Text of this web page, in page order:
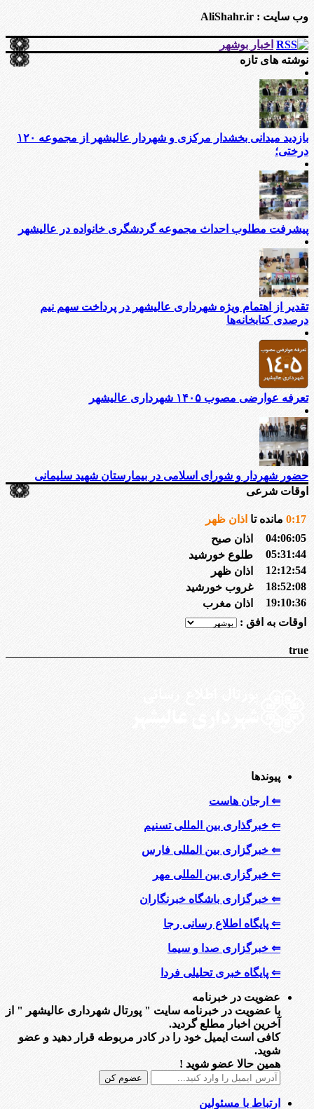
وب سایت : AliShahr.ir
اخبار بوشهر
نوشته های تازه
بازدید میدانی بخشدار مرکزی و شهردار عالیشهر از مجموعه ۱۲۰
درختی؛
پیشرفت مطلوب احداث مجموعه گردشگری خانواده در عالیشهر
تقدیر از اهتمام ویژه شهرداری عالیشهر در پرداخت سهم نیم
درصدی کتابخانه‌ها
تعرفه عوارضی مصوب ۱۴۰۵ شهرداری عالیشهر
حضور شهردار و شورای اسلامی در بیمارستان شهید سلیمانی
اوقات شرعی
0:17 مانده تا اذان ظهر
04:06:05
اذان صبح
05:31:44
طلوع خورشید
12:12:54
اذان ظهر
18:52:08
غروب خورشید
19:10:36
اذان مغرب
اوقات به افق :
true
پیوندها
⇐ ارجان هاست
⇐ خبرگذاری بین المللی تسنیم
⇐ خبرگزاری بین المللی فارس
⇐ خبرگزاری بین المللی مهر
⇐ خبرگزاری باشگاه خبرنگاران
⇐ پایگاه اطلاع رسانی رجا
⇐ خبرگزاری صدا و سیما
⇐ پایگاه خبری تحلیلی فردا
عضویت در خبرنامه
با عضویت در خبرنامه سایت " پورتال شهرداری عالیشهر " از
آخرین اخبار مطلع گردید.
کافی است ایمیل خود را در کادر مربوطه قرار دهید و عضو
شوید.
همین حالا عضو شوید !
ارتباط با مسئولین